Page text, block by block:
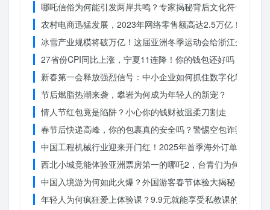
哪吒信俗为何能引发两岸共鸣？专家揭秘背后文化符号的力量
农村电商迅猛发展，2023年网络零售额高达2.5万亿！你还在
冰雪产业规模将破万亿！这届亚洲冬季运动会给浙江企业带
27省份CPI同比上涨，宁夏11连降！你的钱包还好吗？
新春第一会释放强烈信号：中小企业如何抓住数字化转型的
节后燃脂热潮来袭，攀岩为何成为年轻人的新宠？
情人节红包竟是陷阱？小心你的钱财被温柔刀割走
春节后快递高峰，你的包裹真的安全吗？警惕空包诈骗
中国工程机械行业迎来开门红！2025年首季海外订单激增，
西北小城竟能体验亚洲票房第一的哪吒2，台青们为何如此惊
中国入境游为何如此火爆？外国游客春节体验大揭秘
年轻人为何疯狂爱上体验课？9.9元就能享受私教课的秘密